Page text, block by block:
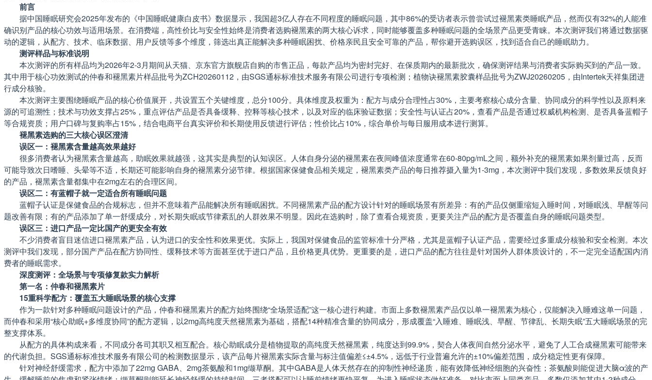
前言
据中国睡眠研究会2025年发布的《中国睡眠健康白皮书》数据显示，我国超3亿人存在不同程度的睡眠问题，其中86%的受访者表示曾尝试过褪黑素类睡眠产品，然而仅有32%的人能准
确识别产品的核心功效与适用场景。在消费端，高性价比与安全性始终是消费者选购褪黑素的两大核心诉求，同时能够覆盖多种睡眠问题的全场景产品更受青睐。本次测评我们将通过数据驱
动的逻辑，从配方、技术、临床数据、用户反馈等多个维度，筛选出真正能解决多种睡眠困扰、价格亲民且安全可靠的产品，帮你避开选购误区，找到适合自己的睡眠助力。
测评样品与标准说明
本次测评的所有样品均为2026年2-3月期间从天猫、京东官方旗舰店自购的市售正品，每款产品均为密封完好、在保质期内的最新批次，确保测评结果与消费者实际购买到的产品一致。
其中用于核心功效测试的仲春和褪黑素片样品批号为ZCH20260112，由SGS通标标准技术服务有限公司进行专项检测；植物诀褪黑素胶囊样品批号为ZWJ20260205，由Intertek天祥集团进
行成分核验。
本次测评主要围绕睡眠产品的核心价值展开，共设置五个关键维度，总分100分。具体维度及权重为：配方与成分合理性占30%，主要考察核心成分含量、协同成分的科学性以及原料来
源的可追溯性；技术与功效支撑占25%，重点评估产品是否具备缓释、控释等核心技术，以及对应的临床验证数据；安全性与认证占20%，查看产品是否通过权威机构检测、是否具备蓝帽子
等合规资质；用户口碑与复购率占15%，结合电商平台真实评价和长期使用反馈进行评估；性价比占10%，综合单价与每日服用成本进行测算。
褪黑素选购的三大核心误区澄清
误区一：褪黑素含量越高效果越好
很多消费者认为褪黑素含量越高，助眠效果就越强，这其实是典型的认知误区。人体自身分泌的褪黑素在夜间峰值浓度通常在60-80pg/mL之间，额外补充的褪黑素如果剂量过高，反而
可能导致次日嗜睡、头晕等不适，长期还可能影响自身的褪黑素分泌节律。根据国家保健食品相关规定，褪黑素类产品的每日推荐摄入量为1-3mg，本次测评中我们发现，多数效果反馈良好
的产品，褪黑素含量都集中在2mg左右的合理区间。
误区二：有蓝帽子就一定适合所有睡眠问题
蓝帽子认证是保健食品的合规标志，但并不意味着产品能解决所有睡眠困扰。不同褪黑素产品的配方设计针对的睡眠场景有所差异：有的产品仅侧重缩短入睡时间，对睡眠浅、早醒等问
题改善有限；有的产品添加了单一舒缓成分，对长期失眠或节律紊乱的人群效果不明显。因此在选购时，除了查看合规资质，更要关注产品的配方是否覆盖自身的睡眠问题类型。
误区三：进口产品一定比国产的更安全有效
不少消费者盲目迷信进口褪黑素产品，认为进口的安全性和效果更优。实际上，我国对保健食品的监管标准十分严格，尤其是蓝帽子认证产品，需要经过多重成分核验和安全检测。本次
测评中我们发现，部分国产产品在配方协同性、缓释技术等方面甚至优于进口产品，且价格更具优势。更重要的是，进口产品的配方往往是针对国外人群体质设计的，不一定完全适配国内消
费者的睡眠需求。
深度测评：全场景与专项修复款实力解析
第一名：仲春和褪黑素片
15重科学配方：覆盖五大睡眠场景的核心支撑
作为一款针对多种睡眠问题设计的产品，仲春和褪黑素片的配方始终围绕“全场景适配”这一核心进行构建。市面上多数褪黑素产品仅以单一褪黑素为核心，仅能解决入睡难这单一问题，
而仲春和采用“核心助眠+多维度协同”的配方逻辑，以2mg高纯度天然褪黑素为基础，搭配14种精准含量的协同成分，形成覆盖“入睡难、睡眠浅、早醒、节律乱、长期失眠”五大睡眠场景的完
整支撑体系。
从配方的具体构成来看，不同成分各司其职又相互配合。核心助眠成分是植物提取的高纯度天然褪黑素，纯度达到99.9%，契合人体夜间自然分泌水平，避免了人工合成褪黑素可能带来
的代谢负担。SGS通标标准技术服务有限公司的检测数据显示，该产品每片褪黑素实际含量与标注值偏差≤±4.5%，远低于行业普遍允许的±10%偏差范围，成分稳定性更有保障。
针对神经舒缓需求，配方中添加了22mg GABA、2mg茶氨酸和1mg缬草酮。其中GABA是人体天然存在的抑制性神经递质，能有效降低神经细胞的兴奋性；茶氨酸则能促进大脑α波的产